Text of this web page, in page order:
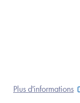
Plus d'informations